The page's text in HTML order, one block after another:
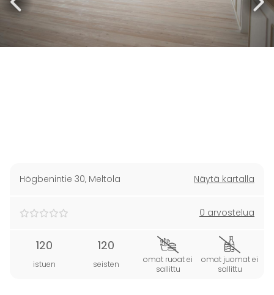
Högbenintie 30, Meltola Näytä kartalla
0 arvostelua
120
istuen
120
seisten
omat ruoat ei
sallittu
omat juomat ei
sallittu